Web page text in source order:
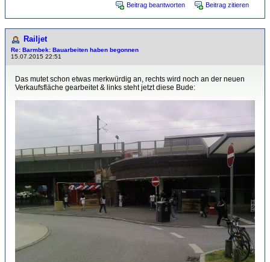
Beitrag beantworten Beitrag zitieren
Railjet
Re: Barmbek: Bauarbeiten haben begonnen
15.07.2015 22:51
Das mutet schon etwas merkwürdig an, rechts wird noch an der neuen
Verkaufsfläche gearbeitet & links steht jetzt diese Bude: